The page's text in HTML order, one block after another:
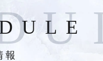
U
報